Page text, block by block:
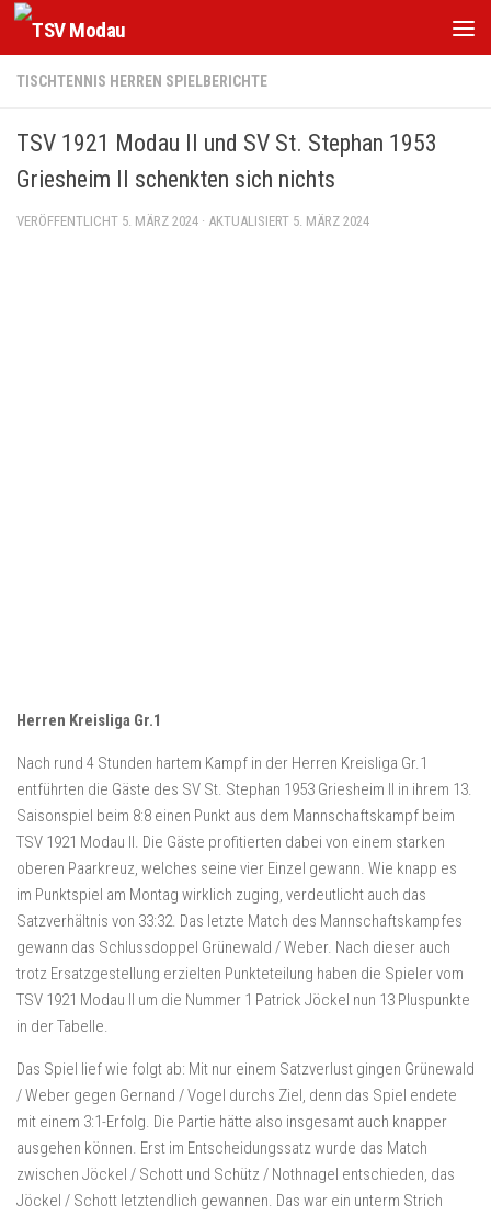
Zum Inhalt springen
TISCHTENNIS HERREN SPIELBERICHTE
TSV 1921 Modau II und SV St. Stephan 1953
Griesheim II schenkten sich nichts
VERÖFFENTLICHT 5. MÄRZ 2024 · AKTUALISIERT 5. MÄRZ 2024
Herren Kreisliga Gr.1
Nach rund 4 Stunden hartem Kampf in der Herren Kreisliga Gr.1
entführten die Gäste des SV St. Stephan 1953 Griesheim II in ihrem 13.
Saisonspiel beim 8:8 einen Punkt aus dem Mannschaftskampf beim
TSV 1921 Modau II. Die Gäste profitierten dabei von einem starken
oberen Paarkreuz, welches seine vier Einzel gewann. Wie knapp es
im Punktspiel am Montag wirklich zuging, verdeutlicht auch das
Satzverhältnis von 33:32. Das letzte Match des Mannschaftskampfes
gewann das Schlussdoppel Grünewald / Weber. Nach dieser auch
trotz Ersatzgestellung erzielten Punkteteilung haben die Spieler vom
TSV 1921 Modau II um die Nummer 1 Patrick Jöckel nun 13 Pluspunkte
in der Tabelle.
Das Spiel lief wie folgt ab: Mit nur einem Satzverlust gingen Grünewald
/ Weber gegen Gernand / Vogel durchs Ziel, denn das Spiel endete
mit einem 3:1-Erfolg. Die Partie hätte also insgesamt auch knapper
ausgehen können. Erst im Entscheidungssatz wurde das Match
zwischen Jöckel / Schott und Schütz / Nothnagel entschieden, das
Jöckel / Schott letztendlich gewannen. Das war ein unterm Strich